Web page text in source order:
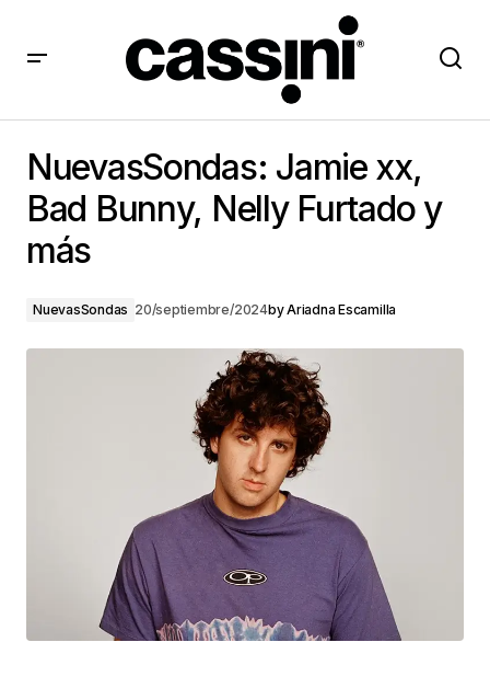
NuevasSondas: Jamie xx,
Bad Bunny, Nelly Furtado y
más
NuevasSondas 20/septiembre/2024byAriadna Escamilla